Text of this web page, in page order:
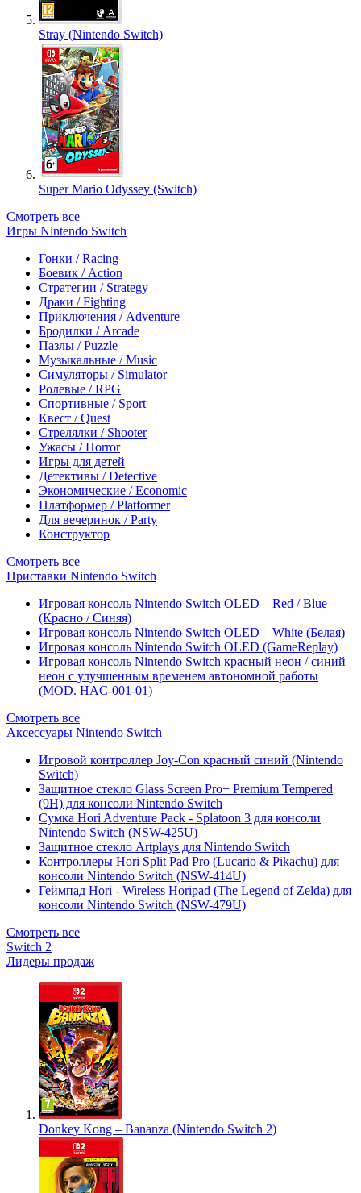
Stray (Nintendo Switch)
Super Mario Odyssey (Switch)
Смотреть все
Игры Nintendo Switch
Гонки / Racing
Боевик / Action
Стратегии / Strategy
Драки / Fighting
Приключения / Adventure
Бродилки / Arcade
Пазлы / Puzzle
Музыкальные / Music
Симуляторы / Simulator
Ролевые / RPG
Спортивные / Sport
Квест / Quest
Стрелялки / Shooter
Ужасы / Horror
Игры для детей
Детективы / Detective
Экономические / Economic
Платформер / Platformer
Для вечеринок / Party
Конструктор
Смотреть все
Приставки Nintendo Switch
Игровая консоль Nintendo Switch OLED – Red / Blue
(Красно / Синяя)
Игровая консоль Nintendo Switch OLED – White (Белая)
Игровая консоль Nintendo Switch OLED (GameReplay)
Игровая консоль Nintendo Switch красный неон / синий
неон с улучшенным временем автономной работы
(MOD. HAC-001-01)
Смотреть все
Аксессуары Nintendo Switch
Игровой контроллер Joy-Con красный синий (Nintendo
Switch)
Защитное стекло Glass Screen Pro+ Premium Tempered
(9H) для консоли Nintendo Switch
Сумка Hori Adventure Pack - Splatoon 3 для консоли
Nintendo Switch (NSW-425U)
Защитное стекло Artplays для Nintendo Switch
Контроллеры Hori Split Pad Pro (Lucario & Pikachu) для
консоли Nintendo Switch (NSW-414U)
Геймпад Hori - Wireless Horipad (The Legend of Zelda) для
консоли Nintendo Switch (NSW-479U)
Смотреть все
Switch 2
Лидеры продаж
Donkey Kong – Bananza (Nintendo Switch 2)